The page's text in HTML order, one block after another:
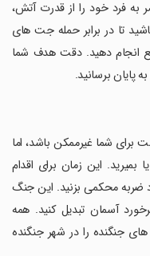
به فرد خود را از قدرت آتش،
تا در برابر حمله جت های
انجام دهید. دقت هدف شما
پایان برسانید.
برای شما غیرممکن باشد، اما
بمیرید. این زمان برای اقدام
محکمی بزنید. این جنگ
برخورد آسمان تبدیل کنید. همه
جنگنده را در شهر جنگنده